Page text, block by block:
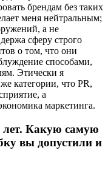
брендам без таких
меня нейтральным;
а не
сферу строго
о том, что они
способами,
Этически я
категории, что PR,
а
маркетинга.
лет. Какую самую
вы допустили и